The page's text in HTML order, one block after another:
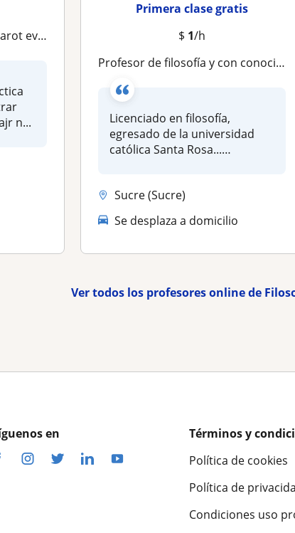
de alma
n...
Primera clase gratis
$ 1/h
Profesor de filosofía y con conocimiento en diversas áreas humanísticas (historia, ética) para niños, adolescentes y adultos
Licenciado en filosofía,
egresado de la universidad
católica Santa Rosa...
Sucre (Sucre)
Se desplaza a domicilio
Ver todos los profesores online de
en
Términos y
Política de cookies
Política de
Condiciones uso